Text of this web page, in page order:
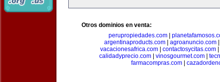
Otros dominios en venta:
perupropiedades.com
argentinaproducts.com| agroanuncio.com
vacacionesafrica.com| contactosycitas.com|
calidadyprecio.com
vinosgourmet.com
farmacompras.com|